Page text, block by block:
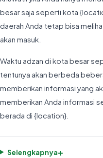
besar saja seperti kota
daerah Anda tetap bisa
akan masuk.
Waktu adzan di kota besar
tentunya akan berbeda
memberikan informasi yang
memberikan Anda informasi
berada di {location}.
Selengkapnya+